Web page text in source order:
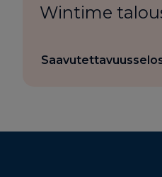
Wintime